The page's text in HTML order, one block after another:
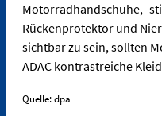
Motorradhandschuhe, -
Rückenprotektor und
sichtbar zu sein, sollten
ADAC kontrastreiche
Quelle: dpa